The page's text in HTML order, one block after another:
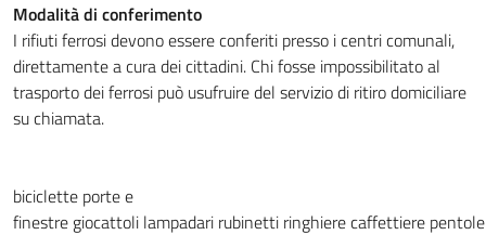
Modalità di conferimento
I rifiuti ferrosi devono essere conferiti presso i centri comunali,
direttamente a cura dei cittadini. Chi fosse impossibilitato al
trasporto dei ferrosi può usufruire del servizio di ritiro domiciliare
su chiamata.
biciclette porte e
finestre giocattoli lampadari rubinetti ringhierecaffettiere pentole